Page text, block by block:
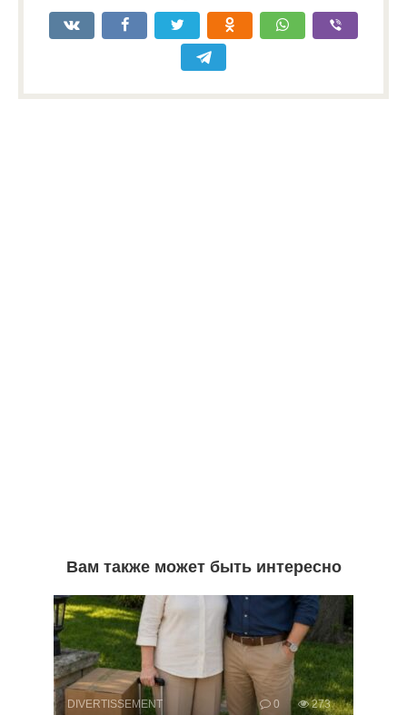
Вам также может быть интересно
DIVERTISSEMENT 0 273